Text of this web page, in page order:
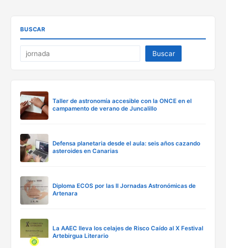
BUSCAR
Buscar
Taller de astronomía accesible con la ONCE en el
campamento de verano de Juncalillo
Defensa planetaria desde el aula: seis años cazando
asteroides en Canarias
Diploma ECOS por las II Jornadas Astronómicas de
Artenara
La AAEC lleva los celajes de Risco Caído al X Festival
Artebirgua Literario